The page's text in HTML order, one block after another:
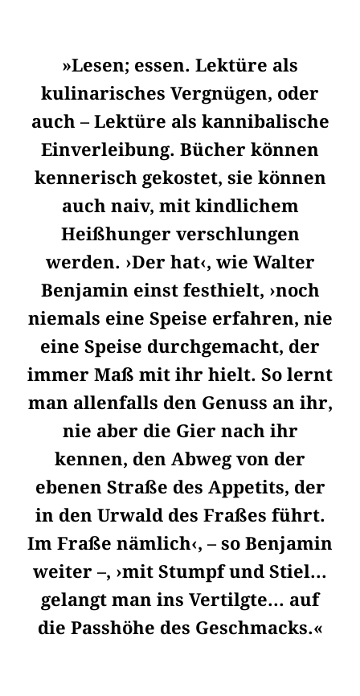
»Lesen; essen. Lektüre als
kulinarisches Vergnügen, oder
auch – Lektüre als kannibalische
Einverleibung. Bücher können
kennerisch gekostet, sie können
auch naiv, mit kindlichem
Heißhunger verschlungen
werden. ›Der hat‹, wie Walter
Benjamin einst festhielt, ›noch
niemals eine Speise erfahren, nie
eine Speise durchgemacht, der
immer Maß mit ihr hielt. So lernt
man allenfalls den Genuss an ihr,
nie aber die Gier nach ihr
kennen, den Abweg von der
ebenen Straße des Appetits, der
in den Urwald des Fraßes führt.
Im Fraße nämlich‹, – so Benjamin
weiter –, ›mit Stumpf und Stiel...
gelangt man ins Vertilgte... auf
die Passhöhe des Geschmacks.«